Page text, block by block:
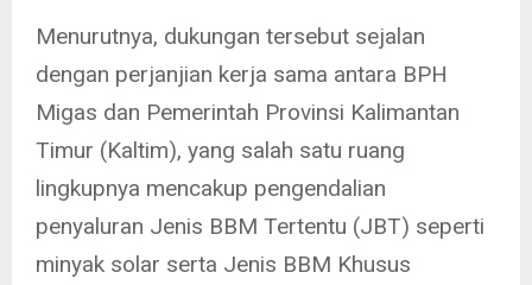
Menurutnya, dukungan tersebut sejalan
dengan perjanjian kerja sama antara BPH
Migas dan Pemerintah Provinsi Kalimantan
Timur (Kaltim), yang salah satu ruang
lingkupnya mencakup pengendalian
penyaluran Jenis BBM Tertentu (JBT) seperti
minyak solar serta Jenis BBM Khusus